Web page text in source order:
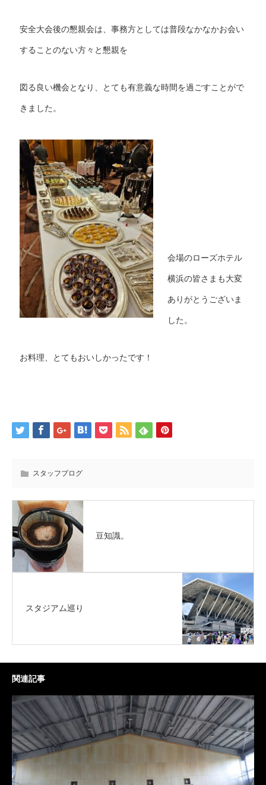
安全大会後の懇親会は、事務方としては普段なかなかお会い
することのない方々と懇親を
図る良い機会となり、とても有意義な時間を過ごすことがで
きました。
会場のローズホテル
横浜の皆さまも大変
ありがとうございま
した。
お料理、とてもおいしかったです！
スタッフブログ
豆知識。
スタジアム巡り
関連記事